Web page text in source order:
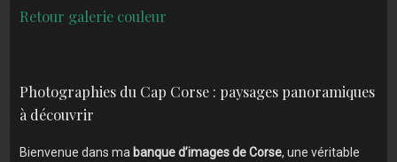
Retour galerie couleur
Photographies du Cap Corse : paysages panoramiques
à découvrir
Bienvenue dans ma banque d’images de Corse, une véritable